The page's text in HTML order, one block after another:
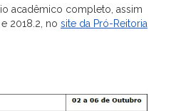
acadêmico completo, assim
2018.2, no site da Pró-Reitoria